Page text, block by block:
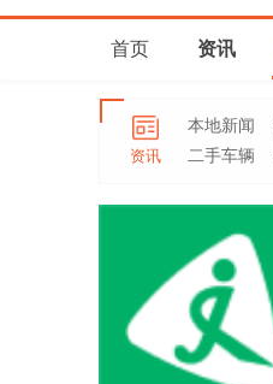
首页 资讯
资讯
本地新闻
二手车辆